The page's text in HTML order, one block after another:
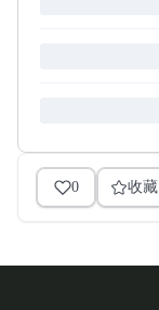
0 收藏